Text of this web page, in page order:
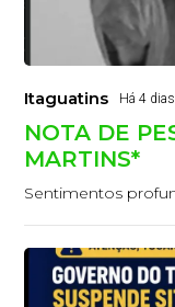
Itaguatins Há 4 dias
NOTA DE
MARTINS*
Sentimentos